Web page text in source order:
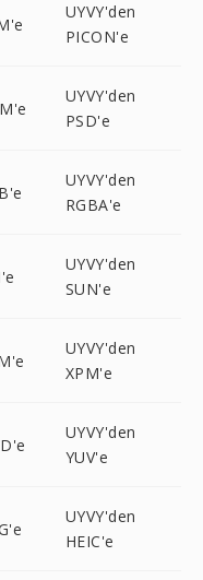
UYVY'den
PICON'e
UYVY'den
PSD'e
UYVY'den
RGBA'e
UYVY'den
SUN'e
UYVY'den
XPM'e
UYVY'den
YUV'e
UYVY'den
HEIC'e